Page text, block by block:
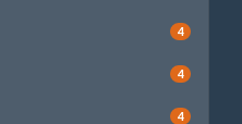
4
4
4